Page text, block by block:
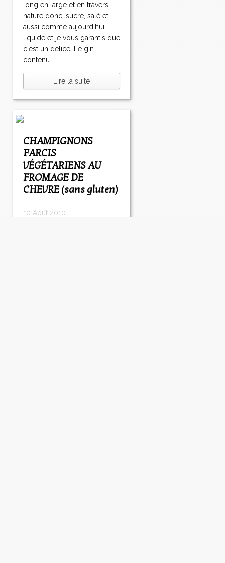
long en large et en travers:
nature donc, sucré, salé et
aussi comme aujourd'hui
liquide et je vous garantis que
c'est un délice! Le gin
contenu...
Lire la suite
CHAMPIGNONS
FARCIS
VÉGÉTARIENS AU
FROMAGE DE
CHEVRE (sans gluten)
10 Août 2010